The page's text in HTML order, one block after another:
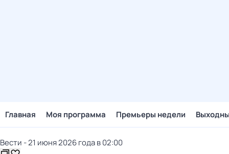
Главная Моя программа Премьеры недели
Вести - 21 июня 2026 года в 02:00